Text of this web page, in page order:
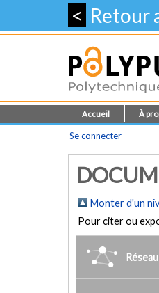
< Retour
Accueil À
Se connecter
Monter d'un
Pour citer ou